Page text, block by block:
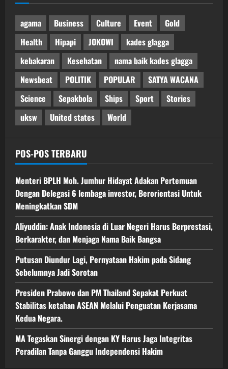
agama Business Culture Event
Gold
Health
Hipapi JOKOWI
kades glagga
kebakaran
Kesehatan
nama baik kades glagga
Newsbeat
POLITIK POPULAR
SATYA WACANA
Science
Sepakbola Ships Sport
Stories
uksw
United states World
POS-POS TERBARU
Menteri BPLH Moh. Jumhur Hidayat Adakan Pertemuan
Dengan Delegasi 6 lembaga investor, Berorientasi Untuk
Meningkatkan SDM
Aliyuddin: Anak Indonesia di Luar Negeri Harus Berprestasi,
Berkarakter, dan Menjaga Nama Baik Bangsa
Putusan Diundur Lagi, Pernyataan Hakim pada Sidang
Sebelumnya Jadi Sorotan
Presiden Prabowo dan PM Thailand Sepakat Perkuat
Stabilitas ketahan ASEAN Melalui Penguatan Kerjasama
Kedua Negara.
MA Tegaskan Sinergi dengan KY Harus Jaga Integritas
Peradilan Tanpa Ganggu Independensi Hakim